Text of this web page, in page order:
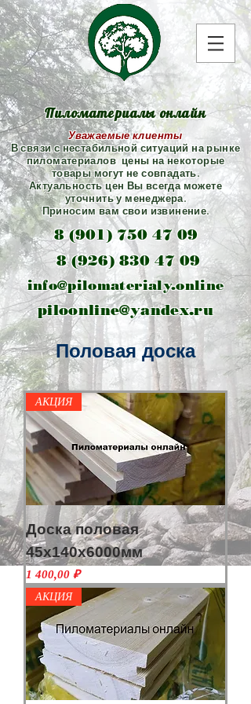
Пиломатериалы онлайн
Уважаемые клиенты
В связи с нестабильной ситуаций на рынке
пиломатериалов цены на некоторые
товары могут не совпадать.
Актуальность цен Вы всегда можете
уточнить у менеджера.
Приносим вам свои извинение.
8 (901) 750 47 09
8 (926) 830 47 09
info@pilomaterialy.online
piloonline@yandex.ru
Половая доска
АКЦИЯ
Доска половая
45х140х6000мм
Цена
1 400,00 ₽
АКЦИЯ